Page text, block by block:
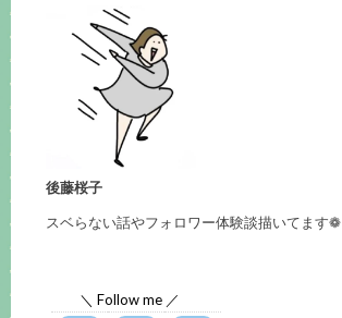
後藤桜子
スベらない話やフォロワー体験談描いてます❁
＼ Follow me ／